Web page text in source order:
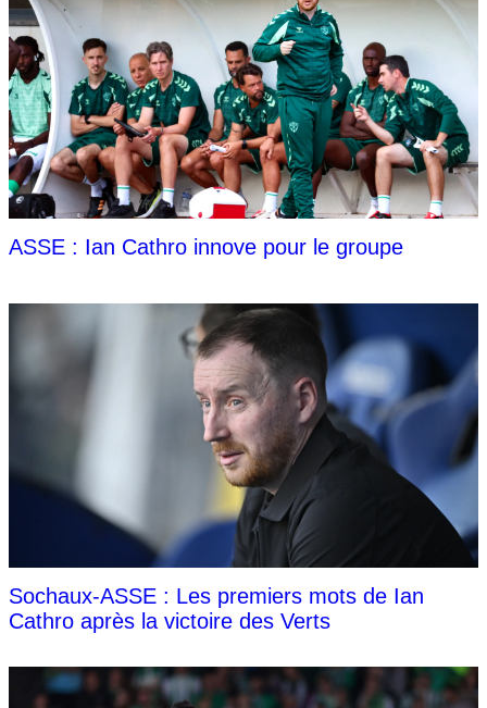
ASSE : Ian Cathro innove pour le groupe
Sochaux-ASSE : Les premiers mots de Ian
Cathro après la victoire des Verts